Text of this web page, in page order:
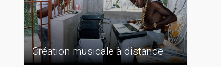
Création musicale à distance